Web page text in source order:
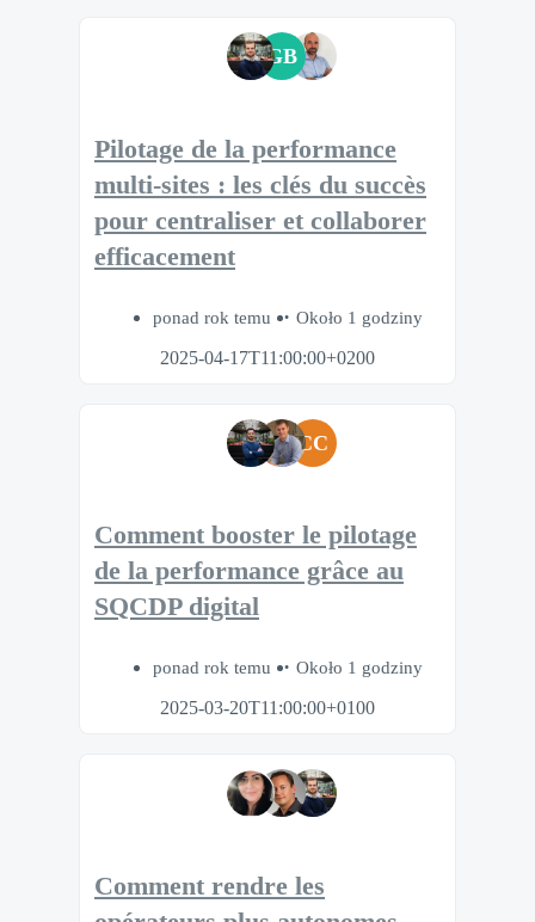
GB
Pilotage de la performance
multi-sites : les clés du succès
pour centraliser et collaborer
efficacement
ponad rok temu
Około 1 godziny
2025-04-17T11:00:00+0200
CC
Comment booster le pilotage
de la performance grâce au
SQCDP digital
ponad rok temu
Około 1 godziny
2025-03-20T11:00:00+0100
Comment rendre les